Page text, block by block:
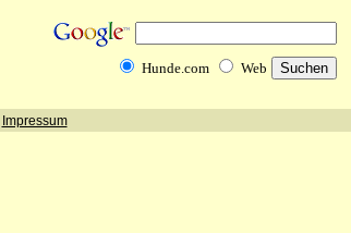
Hunde.com Web
Impressum